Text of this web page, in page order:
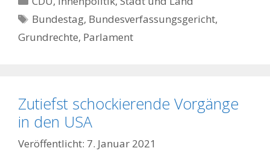
Schlagwörter
Bundestag, Bundesverfassungsgericht,
Grundrechte, Parlament
Zutiefst schockierende Vorgänge
in den USA
7. Januar 2021